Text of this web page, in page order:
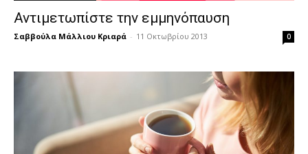
Αντιμετωπίστε την εμμηνόπαυση
Σαββούλα Μάλλιου Κριαρά - 11 Οκτωβρίου 2013 0